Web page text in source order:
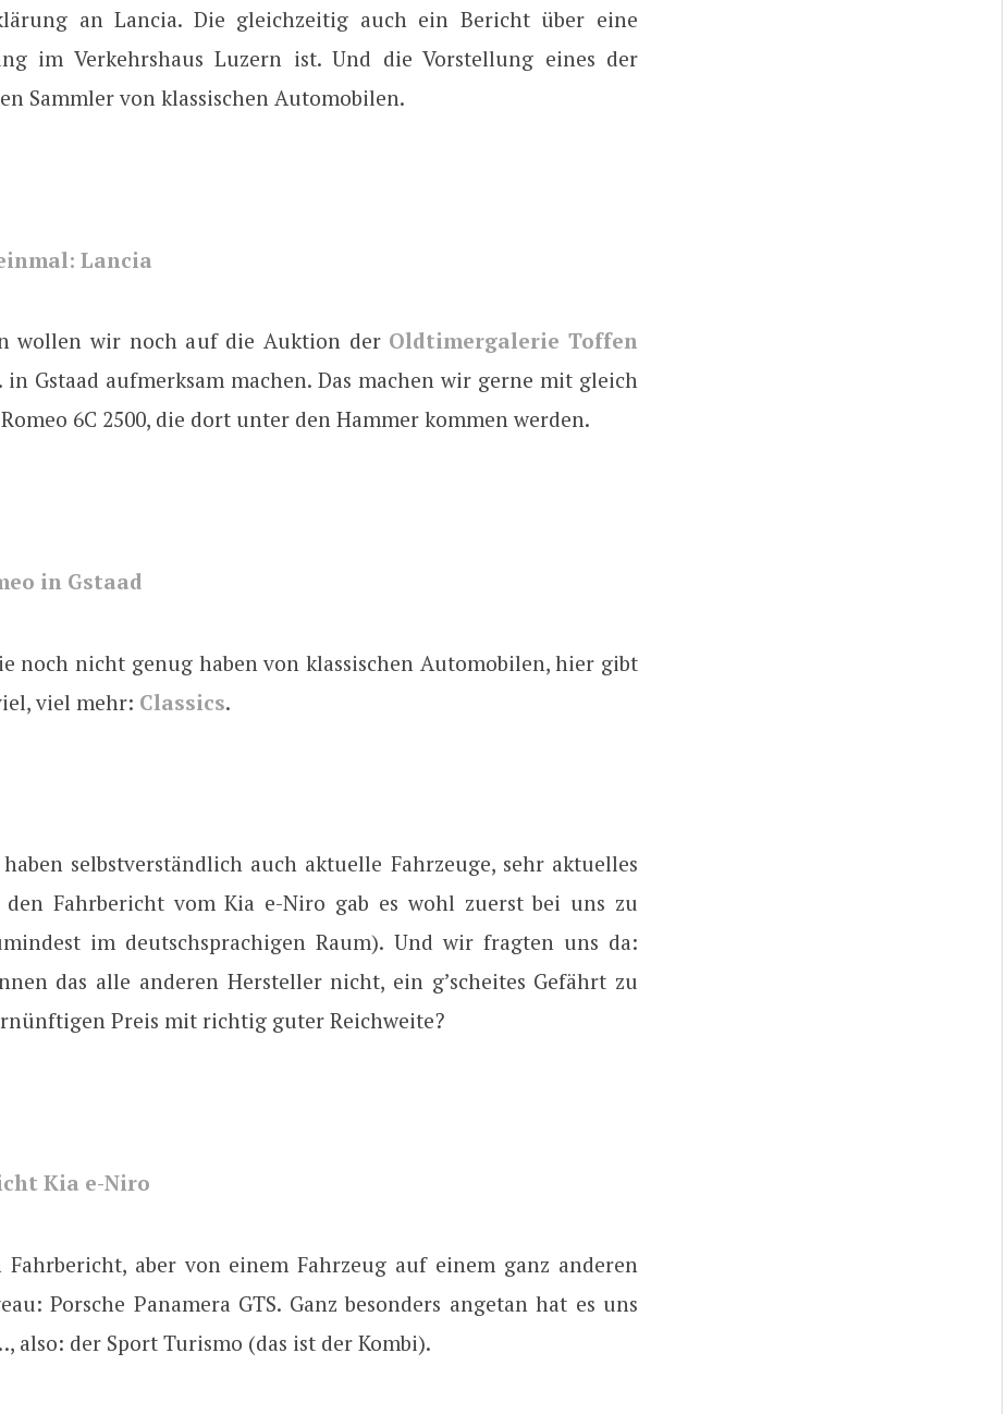
an Lancia. Die gleichzeitig auch ein Bericht über eine
im Verkehrshaus Luzern ist. Und die Vorstellung eines der
Sammler von klassischen Automobilen.
Lancia
wollen wir noch auf die Auktion der Oldtimergalerie Toffen
in Gstaad aufmerksam machen. Das machen wir gerne mit gleich
6C 2500, die dort unter den Hammer kommen werden.
in Gstaad
noch nicht genug haben von klassischen Automobilen, hier gibt
viel mehr: Classics.
selbstverständlich auch aktuelle Fahrzeuge, sehr aktuelles
den Fahrbericht vom Kia e-Niro gab es wohl zuerst bei uns zu
im deutschsprachigen Raum). Und wir fragten uns da:
das alle anderen Hersteller nicht, ein g’scheites Gefährt zu
Preis mit richtig guter Reichweite?
Kia e-Niro
Fahrbericht, aber von einem Fahrzeug auf einem ganz anderen
Porsche Panamera GTS. Ganz besonders angetan hat es uns
also: der Sport Turismo (das ist der Kombi).